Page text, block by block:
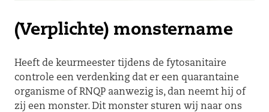
(Verplichte) monstername
Heeft de keurmeester tijdens de fytosanitaire
controle een verdenking dat er een quarantaine
organisme of RNQP aanwezig is, dan neemt hij of
zij een monster. Dit monster sturen wij naar ons